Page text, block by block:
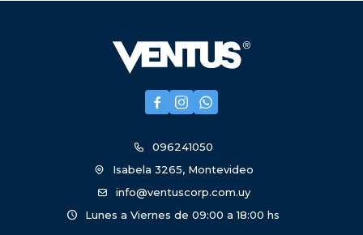
  
096241050
Isabela 3265, Montevideo
info@ventuscorp.com.uy
Lunes a Viernes de 09:00 a 18:00 hs